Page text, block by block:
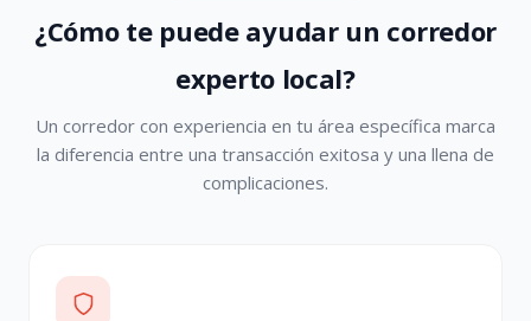
¿Cómo te puede ayudar un corredor
experto local?
Un corredor con experiencia en tu área específica marca
la diferencia entre una transacción exitosa y una llena de
complicaciones.